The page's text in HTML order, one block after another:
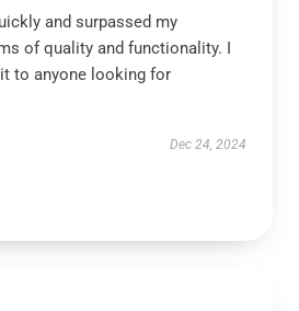
and surpassed my
of quality and functionality. I
to anyone looking for
Dec 24, 2024